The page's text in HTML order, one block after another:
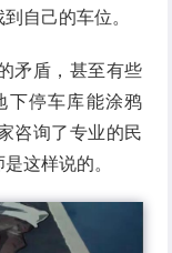
自己的车位。
矛盾，甚至有些
下停车库能涂鸦
咨询了专业的民
这样说的。